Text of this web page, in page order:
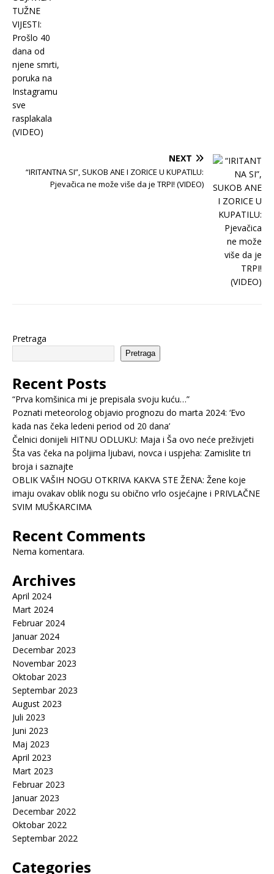
NEXT
“IRITANTNA SI”, SUKOB ANE I ZORICE U KUPATILU:
Pjevačica ne može više da je TRPI! (VIDEO)
Pretraga
Pretraga
Recent Posts
“Prva komšinica mi je prepisala svoju kuću…”
Poznati meteorolog objavio prognozu do marta 2024: ‘Evo
kada nas čeka ledeni period od 20 dana’
Čelnici donijeli HITNU ODLUKU: Maja i Ša ovo neće preživjeti
Šta vas čeka na poljima ljubavi, novca i uspjeha: Zamislite tri
broja i saznajte
OBLIK VAŠIH NOGU OTKRIVA KAKVA STE ŽENA: Žene koje
imaju ovakav oblik nogu su obično vrlo osjećajne i PRIVLAČNE
SVIM MUŠKARCIMA
Recent Comments
Nema komentara.
Archives
April 2024
Mart 2024
Februar 2024
Januar 2024
Decembar 2023
Novembar 2023
Oktobar 2023
Septembar 2023
August 2023
Juli 2023
Juni 2023
Maj 2023
April 2023
Mart 2023
Februar 2023
Januar 2023
Decembar 2022
Oktobar 2022
Septembar 2022
Categories